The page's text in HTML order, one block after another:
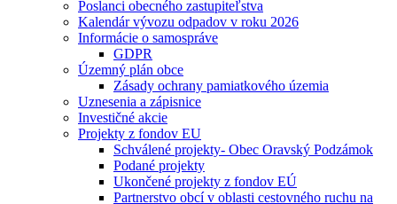
Poslanci obecného zastupiteľstva
Kalendár vývozu odpadov v roku 2026
Informácie o samospráve
GDPR
Územný plán obce
Zásady ochrany pamiatkového územia
Uznesenia a zápisnice
Investičné akcie
Projekty z fondov EU
Schválené projekty- Obec Oravský Podzámok
Podané projekty
Ukončené projekty z fondov EÚ
Partnerstvo obcí v oblasti cestovného ruchu na